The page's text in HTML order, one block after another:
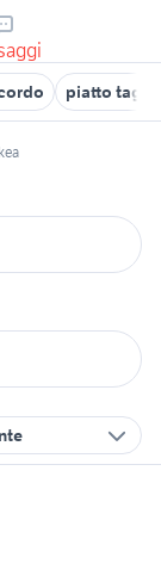
piatto